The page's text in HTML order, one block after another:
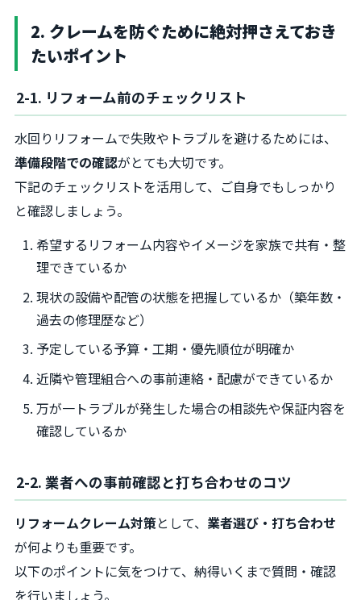
2. クレームを防ぐために絶対押さえておき
たいポイント
2-1. リフォーム前のチェックリスト
水回りリフォームで失敗やトラブルを避けるためには、
準備段階での確認がとても大切です。
下記のチェックリストを活用して、ご自身でもしっかり
と確認しましょう。
希望するリフォーム内容やイメージを家族で共有・整
理できているか
現状の設備や配管の状態を把握しているか（築年数・
過去の修理歴など）
予定している予算・工期・優先順位が明確か
近隣や管理組合への事前連絡・配慮ができているか
万が一トラブルが発生した場合の相談先や保証内容を
確認しているか
2-2. 業者への事前確認と打ち合わせのコツ
リフォームクレーム対策として、 業者選び・打ち合わせ
が何よりも重要です。
以下のポイントに気をつけて、納得いくまで質問・確認
を行いましょう。